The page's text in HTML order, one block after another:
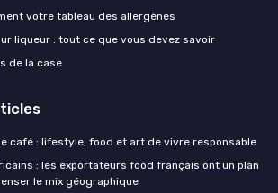
votre tableau des allergènes
liqueur : tout ce que vous devez savoir
de la case
café : lifestyle, food et art de vivre responsable
: les exportateurs food français ont un plan
le mix géographique